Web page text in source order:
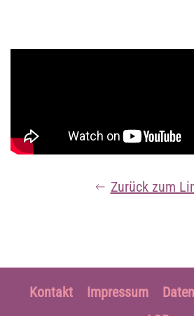
Zurück zum
Kontakt Impressum